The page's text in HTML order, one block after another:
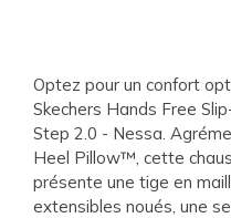
Optez pour un confort
Skechers Hands Free
Step 2.0 - Nessa.
Heel Pillow™, cette
présente une tige en
extensibles noués, une